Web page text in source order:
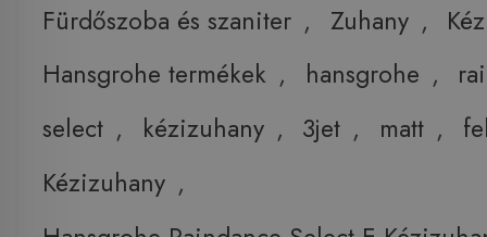
Fürdőszoba és szaniter , Zuhany ,
Hansgrohe termékek , hansgrohe ,
select , kézizuhany , 3jet , matt ,
Kézizuhany ,